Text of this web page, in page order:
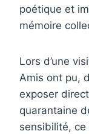
poétique et
mémoire
Lors d’une
Amis ont pu,
exposer
quarantaine
sensibilité,